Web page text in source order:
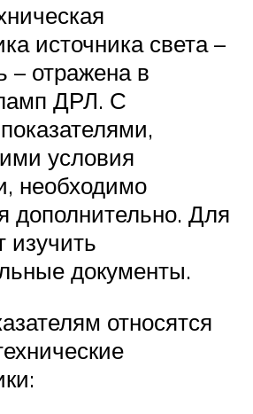
источника света –
– отражена в
ДРЛ. С
условия
необходимо
дополнительно. Для
изучить
документы.
относятся